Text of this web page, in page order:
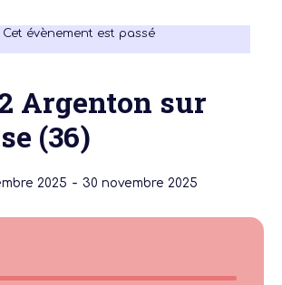
Cet évènement est passé
Argenton sur
(36)
2025 - 30 novembre 2025